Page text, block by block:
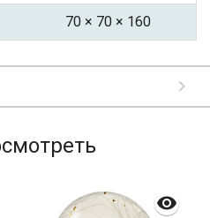
70 × 70 × 160